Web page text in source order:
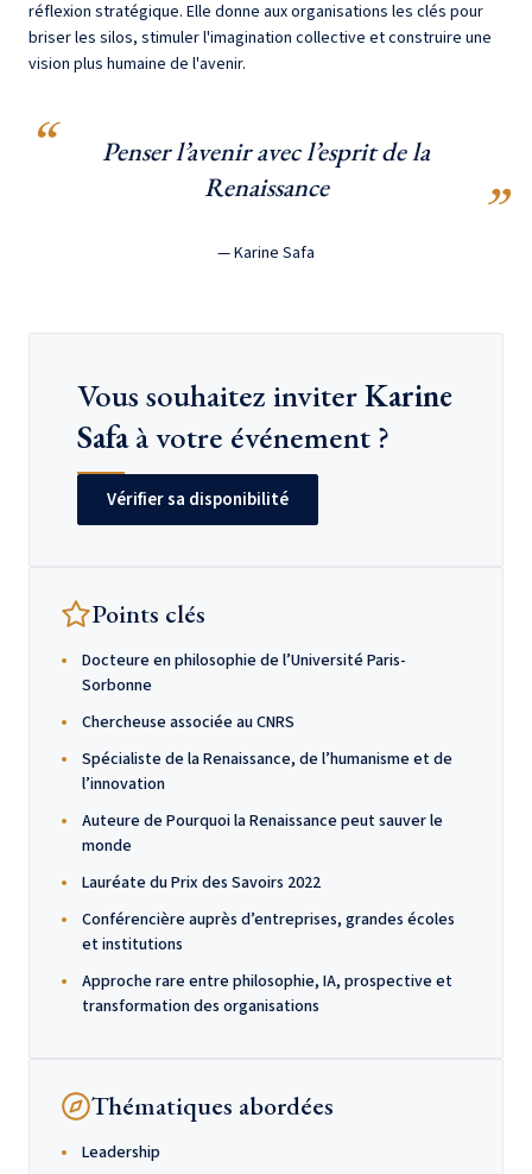
réflexion stratégique. Elle donne aux organisations les clés pour
briser les silos, stimuler l'imagination collective et construire une
vision plus humaine de l'avenir.
Penser l’avenir avec l’esprit de la
Renaissance
— Karine Safa
Vous souhaitez inviterKarine
Safaà votre événement ?
Vérifier sa disponibilité
Points clés
Docteure en philosophie de l’Université Paris-
Sorbonne
Chercheuse associée au CNRS
Spécialiste de la Renaissance, de l’humanisme et de
l’innovation
Auteure de Pourquoi la Renaissance peut sauver le
monde
Lauréate du Prix des Savoirs 2022
Conférencière auprès d’entreprises, grandes écoles
et institutions
Approche rare entre philosophie, IA, prospective et
transformation des organisations
Thématiques abordées
Leadership